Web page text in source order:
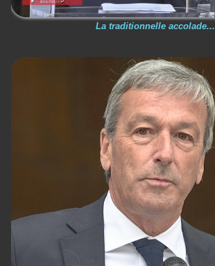
La traditionnelle accolade...